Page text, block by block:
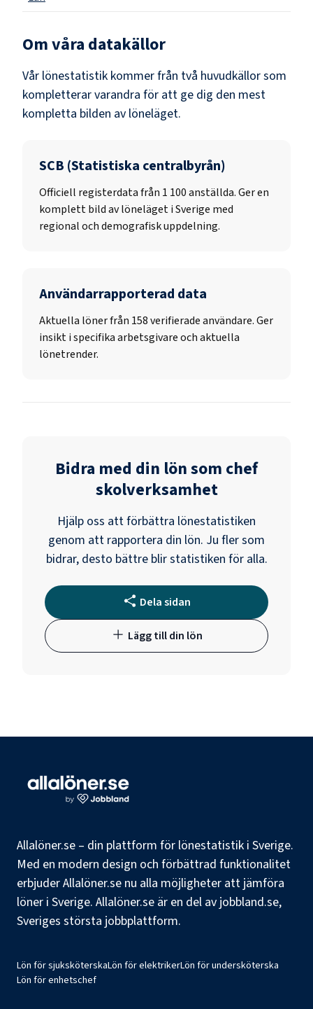
Om våra datakällor
Vår lönestatistik kommer från två huvudkällor som
kompletterar varandra för att ge dig den mest
kompletta bilden av löneläget.
SCB (Statistiska centralbyrån)
Officiell registerdata från 1 100anställda. Ger en
komplett bild av löneläget i Sverige med
regional och demografisk uppdelning.
Användarrapporterad data
Aktuella löner från 158 verifierade användare. Ger
insikt i specifika arbetsgivare och aktuella
lönetrender.
Bidra med din lön som chef
skolverksamhet
Hjälp oss att förbättra lönestatistiken
genom att rapportera din lön. Ju fler som
bidrar, desto bättre blir statistiken för alla.
Dela sidan
Lägg till din lön
Allalöner.se – din plattform för lönestatistik i Sverige.
Med en modern design och förbättrad funktionalitet
erbjuder Allalöner.se nu alla möjligheter att jämföra
löner i Sverige. Allalöner.se är en del av jobbland.se,
Sveriges största jobbplattform.
Lön för sjuksköterskaLön för elektrikerLön för undersköterska
Lön för enhetschef